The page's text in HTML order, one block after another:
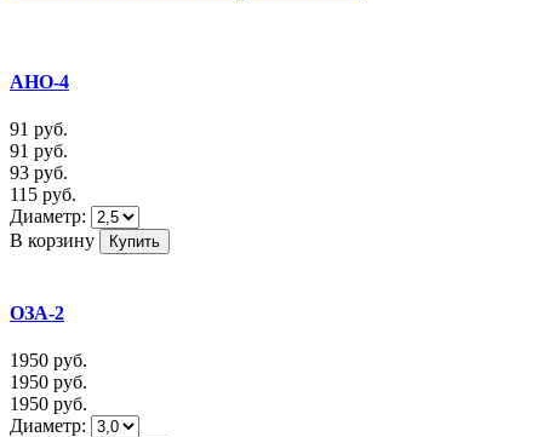
АНО-4
91 руб.
91 руб.
93 руб.
115 руб.
Диаметр:
В корзину
ОЗА-2
1950 руб.
1950 руб.
1950 руб.
Диаметр: